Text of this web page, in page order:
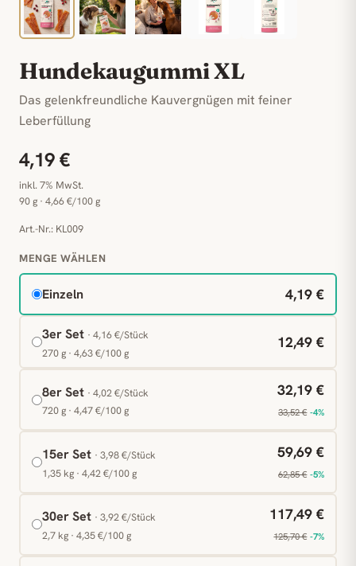
Hundekaugummi XL
Das gelenkfreundliche Kauvergnügen mit feiner
Leberfüllung
4,19 €
inkl. 7% MwSt.
90 g · 4,66 €/100 g
Art.-Nr.: KL009
MENGE WÄHLEN
Einzeln 4,19 €
3er Set · 4,16 €/Stück
270 g · 4,63 €/100 g
12,49 €
8er Set · 4,02 €/Stück
720 g · 4,47 €/100 g
32,19 €
33,52 € -4%
15er Set · 3,98 €/Stück
1,35 kg · 4,42 €/100 g
59,69 €
62,85 € -5%
30er Set · 3,92 €/Stück
2,7 kg · 4,35 €/100 g
117,49 €
125,70 € -7%